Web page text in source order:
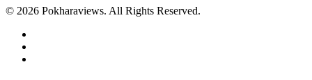
© 2026 Pokharaviews. All Rights Reserved.